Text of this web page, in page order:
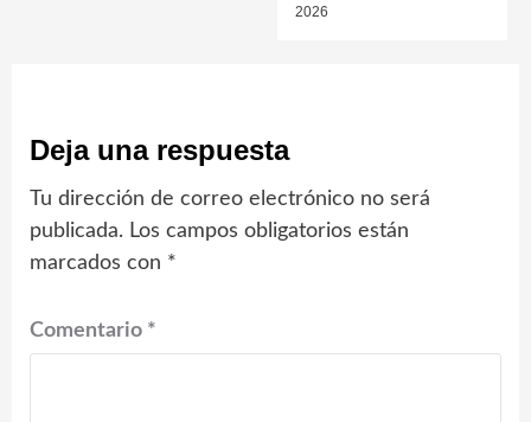
2026
Deja una respuesta
Tu dirección de correo electrónico no será
publicada. Los campos obligatorios están
marcados con *
Comentario *